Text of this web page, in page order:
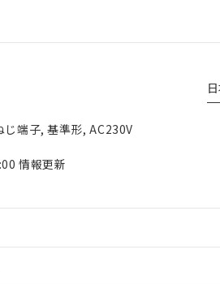
端子, 基準形, AC230V
情報更新